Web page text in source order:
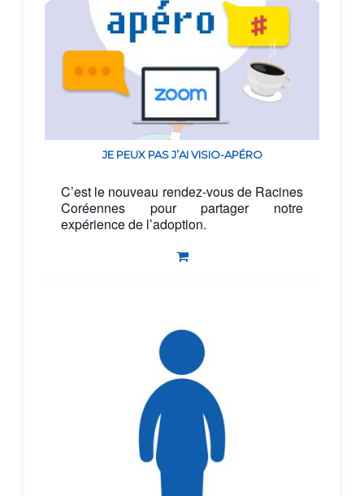
JE PEUX PAS J’AI VISIO-APÉRO
C’est le nouveau rendez-vous de Racines
Coréennes pour partager notre
expérience de l’adoption.